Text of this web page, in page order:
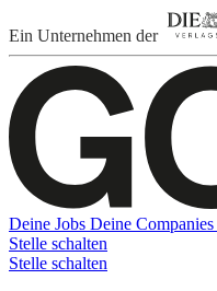
Ein Unternehmen der
Deine Jobs Deine Companies
Stelle schalten
Stelle schalten